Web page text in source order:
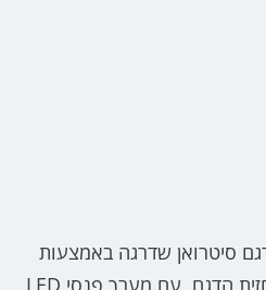
סיטרואן שדרגה באמצעות